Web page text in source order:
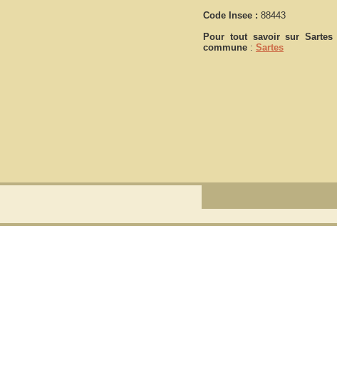
Code Insee : 88443
Pour tout savoir surSartes
commune : Sartes